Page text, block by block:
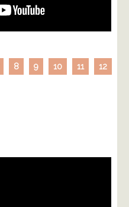
8 9 10 11 12